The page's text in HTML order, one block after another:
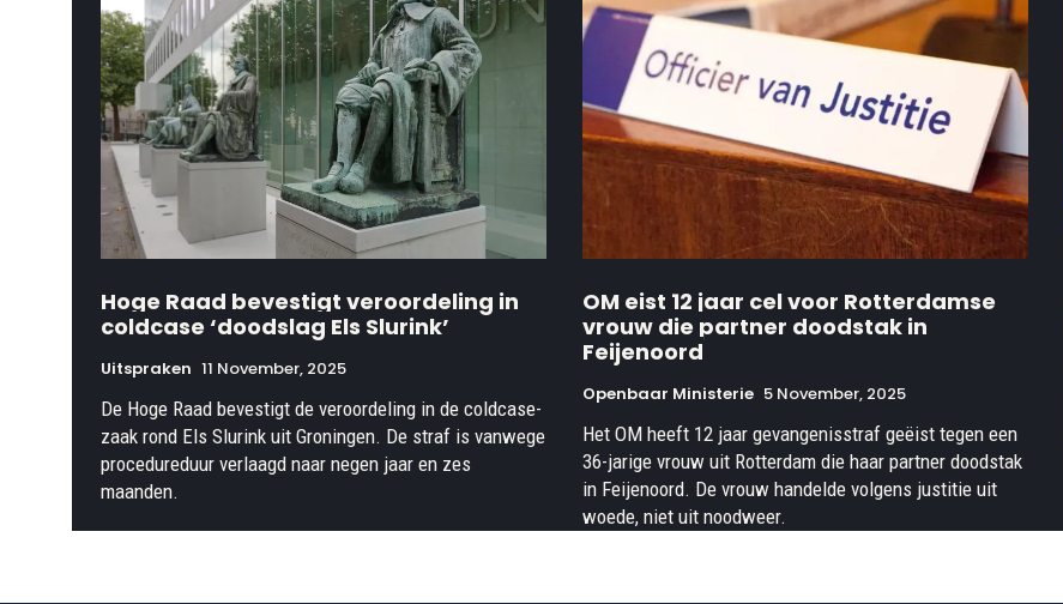
Hoge Raad bevestigt veroordeling in
coldcase ‘doodslag Els Slurink’
Uitspraken 11 November, 2025
De Hoge Raad bevestigt de veroordeling in de coldcase-
zaak rond Els Slurink uit Groningen. De straf is vanwege
procedureduur verlaagd naar negen jaar en zes
maanden.
OM eist 12 jaar cel voor Rotterdamse
vrouw die partner doodstak in
Feijenoord
Openbaar Ministerie 5 November, 2025
Het OM heeft 12 jaar gevangenisstraf geëist tegen een
36-jarige vrouw uit Rotterdam die haar partner doodstak
in Feijenoord. De vrouw handelde volgens justitie uit
woede, niet uit noodweer.